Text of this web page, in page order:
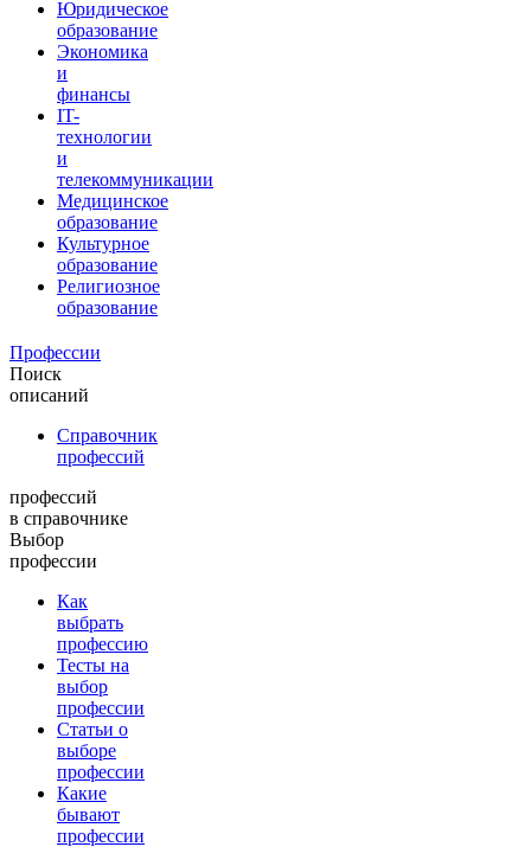
Юридическое
образование
Экономика
и
финансы
IT-
технологии
и
телекоммуникации
Медицинское
образование
Культурное
образование
Религиозное
образование
Профессии
Поиск
описаний
Справочник
профессий
профессий
в справочнике
Выбор
профессии
Как
выбрать
профессию
Тесты на
выбор
профессии
Статьи о
выборе
профессии
Какие
бывают
профессии